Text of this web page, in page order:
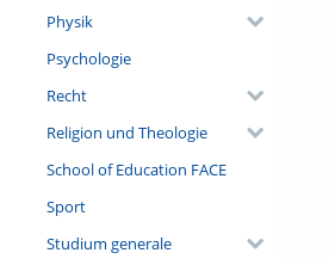
Physik
Psychologie
Recht
Religion und Theologie
School of Education FACE
Sport
Studium generale